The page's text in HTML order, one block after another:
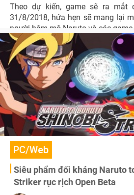
Theo dự kiến, game sẽ ra mắt
31/8/2018, hứa hẹn sẽ mang lại
người hâm mộ Naruto và các game
PC/Web
Siêu phẩm đối kháng Naruto
Striker rục rịch Open Beta